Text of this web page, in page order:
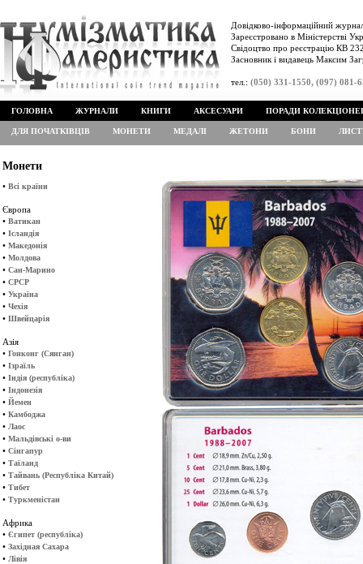
Довідково-інформаційний
Зареєстровано в Міністерстві
Свідоцтво про реєстрацію КВ
Засновник і видавець Максим
тел.: (050) 331-1550, (097) 081-
ГОЛОВНА ЖУРНАЛИ КНИГИ АКСЕСУАРИ ПОРАДИ
ДЛЯ ПОЧАТКІВЦІВ МОНЕТИ МЕДАЛІ ЖЕТОНИ БОНИ
Монети
• Всі країни
Європа
• Ватикан
• Ісландія
• Македонія
• Молдова
• Сан-Марино
• СРСР
• Україна
• Чехія
• Швейцарія
Азія
• Гонконг (Сянган)
• Ізраїль
• Індія (республіка)
• Індонезія
• Йемен
• Камбоджа
• Лаос
• Мальдівські о-ви
• Сінгапур
• Таїланд
• Тайвань (Республіка Китай)
• Тибет
• Туркменістан
Африка
• Єгипет (республіка)
• Західная Сахара
• Лівія